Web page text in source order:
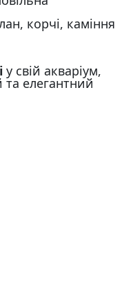
корчі, каміння
у свій акваріум,
елегантний